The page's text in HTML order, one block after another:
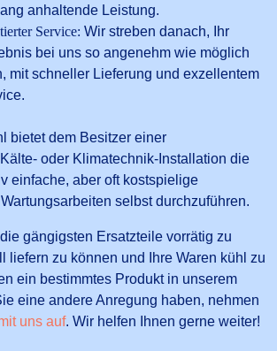
anhaltende Leistung.
Service: Wir streben danach, Ihr
bei uns so angenehm wie möglich
mit schneller Lieferung und exzellentem
bietet dem Besitzer einer
oder Klimatechnik-Installation die
einfache, aber oft kostspielige
selbst durchzuführen.
gängigsten Ersatzteile vorrätig zu
liefern zu können und Ihre Waren kühl zu
ein bestimmtes Produkt in unserem
eine andere Anregung haben, nehmen
uns auf. Wir helfen Ihnen gerne weiter!